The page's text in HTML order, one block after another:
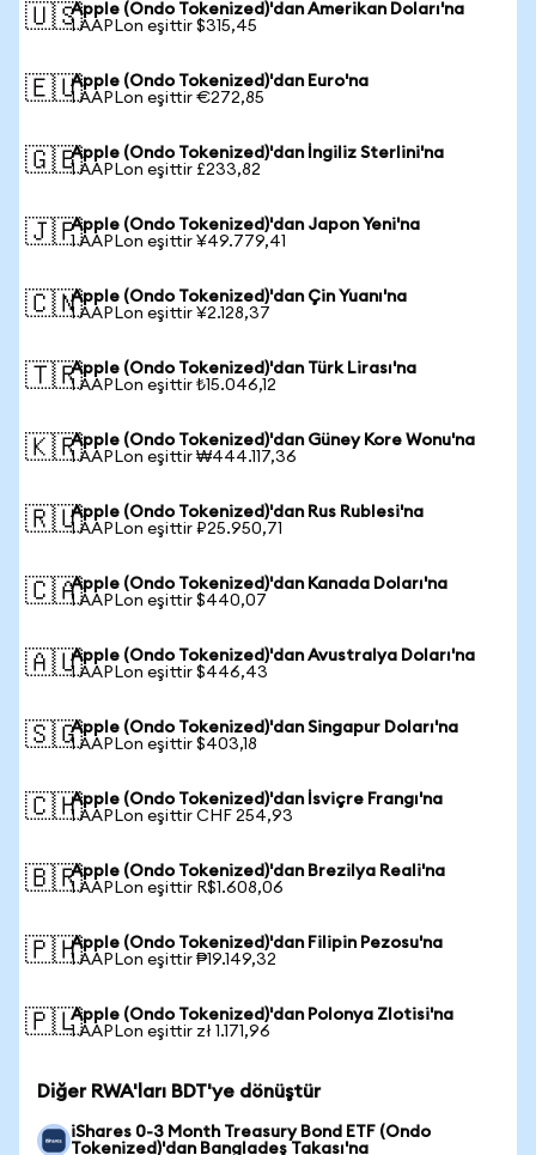
🇺🇸Apple (Ondo Tokenized)'dan Amerikan Doları'na
1 AAPLon eşittir $315,45
🇪🇺Apple (Ondo Tokenized)'dan Euro'na
1 AAPLon eşittir €272,85
🇬🇧Apple (Ondo Tokenized)'dan İngiliz Sterlini'na
1 AAPLon eşittir £233,82
🇯🇵Apple (Ondo Tokenized)'dan Japon Yeni'na
1 AAPLon eşittir ¥49.779,41
🇨🇳Apple (Ondo Tokenized)'dan Çin Yuanı'na
1 AAPLon eşittir ¥2.128,37
🇹🇷Apple (Ondo Tokenized)'dan Türk Lirası'na
1 AAPLon eşittir ₺15.046,12
🇰🇷Apple (Ondo Tokenized)'dan Güney Kore Wonu'na
1 AAPLon eşittir ₩444.117,36
🇷🇺Apple (Ondo Tokenized)'dan Rus Rublesi'na
1 AAPLon eşittir ₽25.950,71
🇨🇦Apple (Ondo Tokenized)'dan Kanada Doları'na
1 AAPLon eşittir $440,07
🇦🇺Apple (Ondo Tokenized)'dan Avustralya Doları'na
1 AAPLon eşittir $446,43
🇸🇬Apple (Ondo Tokenized)'dan Singapur Doları'na
1 AAPLon eşittir $403,18
🇨🇭Apple (Ondo Tokenized)'dan İsviçre Frangı'na
1 AAPLon eşittir CHF 254,93
🇧🇷Apple (Ondo Tokenized)'dan Brezilya Reali'na
1 AAPLon eşittir R$1.608,06
🇵🇭Apple (Ondo Tokenized)'dan Filipin Pezosu'na
1 AAPLon eşittir ₱19.149,32
🇵🇱Apple (Ondo Tokenized)'dan Polonya Zlotisi'na
1 AAPLon eşittir zł 1.171,96
Diğer RWA'ları BDT'ye dönüştür
iShares 0-3 Month Treasury Bond ETF (Ondo
Tokenized)'dan Bangladeş Takası'na